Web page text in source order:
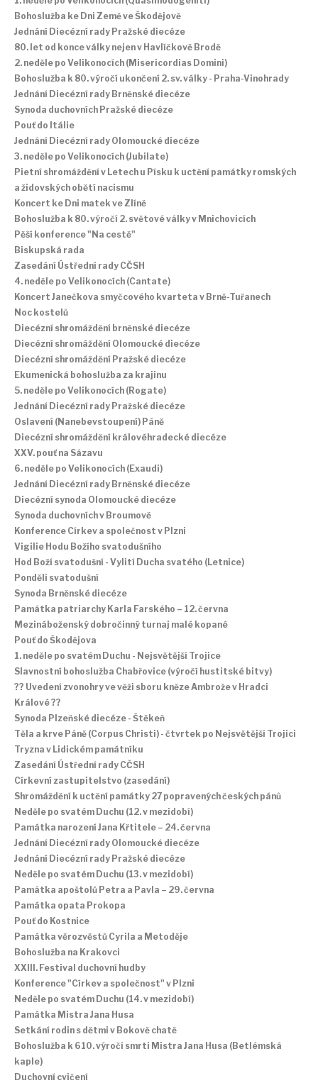
Bohoslužba ke Dni Země ve Škodějově
Jednání Diecézní rady Pražské diecéze
80. let od konce války nejen v Havlíčkově Brodě
2. neděle po Velikonocích (Misericordias Domini)
Bohoslužba k 80. výročí ukončení 2. sv. války - Praha-Vinohrady
Jednání Diecézní rady Brněnské diecéze
Synoda duchovních Pražské diecéze
Pouť do Itálie
Jednání Diecézní rady Olomoucké diecéze
3. neděle po Velikonocích (Jubilate)
Pietní shromáždění v Letech u Písku k uctění památky romských
a židovských obětí nacismu
Koncert ke Dni matek ve Zlíně
Bohoslužba k 80. výročí 2. světové války v Mnichovicích
Pěší konference "Na cestě"
Biskupská rada
Zasedání Ústřední rady CČSH
4. neděle po Velikonocích (Cantate)
Koncert Janečkova smyčcového kvarteta v Brně-Tuřanech
Noc kostelů
Diecézní shromáždění brněnské diecéze
Diecézní shromáždění Olomoucké diecéze
Diecézní shromáždění Pražské diecéze
Ekumenická bohoslužba za krajinu
5. neděle po Velikonocích (Rogate)
Jednání Diecézní rady Pražské diecéze
Oslavení (Nanebevstoupení) Páně
Diecézní shromáždění královéhradecké diecéze
XXV. pouť na Sázavu
6. neděle po Velikonocích (Exaudi)
Jednání Diecézní rady Brněnské diecéze
Diecézní synoda Olomoucké diecéze
Synoda duchovních v Broumově
Konference Církev a společnost v Plzni
Vigilie Hodu Božího svatodušního
Hod Boží svatodušní - Vylití Ducha svatého (Letnice)
Pondělí svatodušní
Synoda Brněnské diecéze
Památka patriarchy Karla Farského – 12. června
Mezináboženský dobročinný turnaj malé kopané
Pouť do Škodějova
1. neděle po svatém Duchu - Nejsvětější Trojice
Slavnostní bohoslužba Chabřovice (výročí hustitské bitvy)
?? Uvedení zvonohry ve věži sboru kněze Ambrože v Hradci
Králové ??
Synoda Plzeňské diecéze - Štěkeň
Těla a krve Páně (Corpus Christi) - čtvrtek po Nejsvětější Trojici
Tryzna v Lidickém památníku
Zasedání Ústřední rady CČSH
Církevní zastupitelstvo (zasedání)
Shromáždění k uctění památky 27 popravených českých pánů
Neděle po svatém Duchu (12. v mezidobí)
Památka narození Jana Křtitele – 24. června
Jednání Diecézní rady Olomoucké diecéze
Jednání Diecézní rady Pražské diecéze
Neděle po svatém Duchu (13. v mezidobí)
Památka apoštolů Petra a Pavla – 29. června
Památka opata Prokopa
Pouť do Kostnice
Památka věrozvěstů Cyrila a Metoděje
Bohoslužba na Krakovci
XXIII. Festival duchovní hudby
Konference "Církev a společnost" v Plzni
Neděle po svatém Duchu (14. v mezidobí)
Památka Mistra Jana Husa
Setkání rodin s dětmi v Bokově chatě
Bohoslužba k 610. výročí smrti Mistra Jana Husa (Betlémská
kaple)
Duchovní cvičení